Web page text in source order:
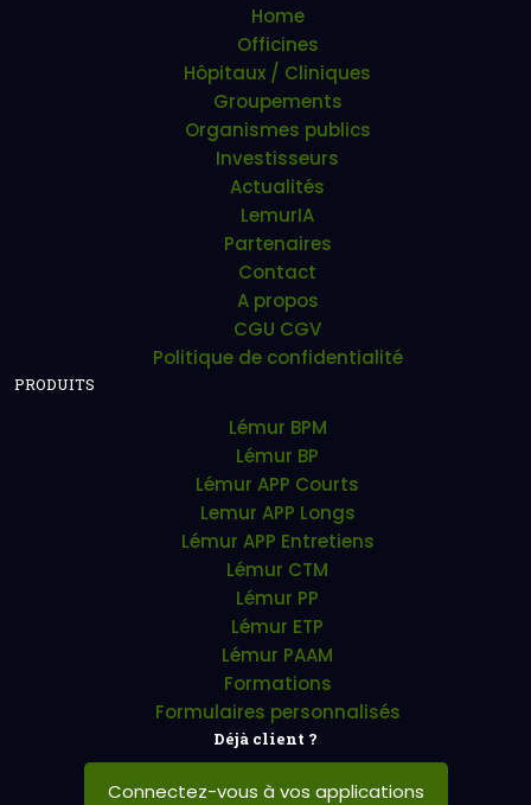
Home
Officines
Hôpitaux / Cliniques
Groupements
Organismes publics
Investisseurs
Actualités
LemurIA
Partenaires
Contact
A propos
CGU CGV
Politique de confidentialité
PRODUITS
Lémur BPM
Lémur BP
Lémur APP Courts
Lemur APP Longs
Lémur APP Entretiens
Lémur CTM
Lémur PP
Lémur ETP
Lémur PAAM
Formations
Formulaires personnalisés
Déjà client ?
Connectez-vous à vos applications